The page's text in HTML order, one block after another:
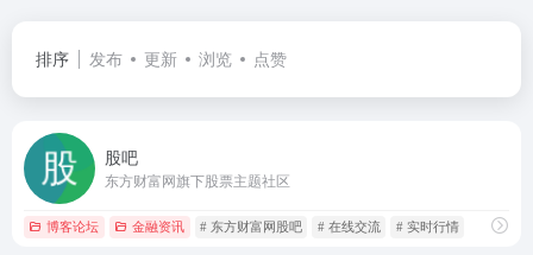
排序 发布 更新 浏览 点赞
股吧
东方财富网旗下股票主题社区
博客论坛 金融资讯 # 东方财富网股吧 # 在线交流 # 实时行情